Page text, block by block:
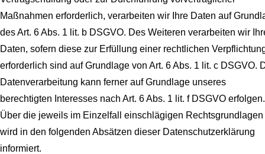
Maßnahmen erforderlich, verarbeiten wir Ihre Daten auf
des Art. 6 Abs. 1 lit. b DSGVO. Des Weiteren verarbeiten wir
Daten, sofern diese zur Erfüllung einer rechtlichen
erforderlich sind auf Grundlage von Art. 6 Abs. 1 lit. c DSGVO.
Datenverarbeitung kann ferner auf Grundlage unseres
berechtigten Interesses nach Art. 6 Abs. 1 lit. f DSGVO erfolgen.
Über die jeweils im Einzelfall einschlägigen Rechtsgrundlagen
wird in den folgenden Absätzen dieser Datenschutzerklärung
informiert.